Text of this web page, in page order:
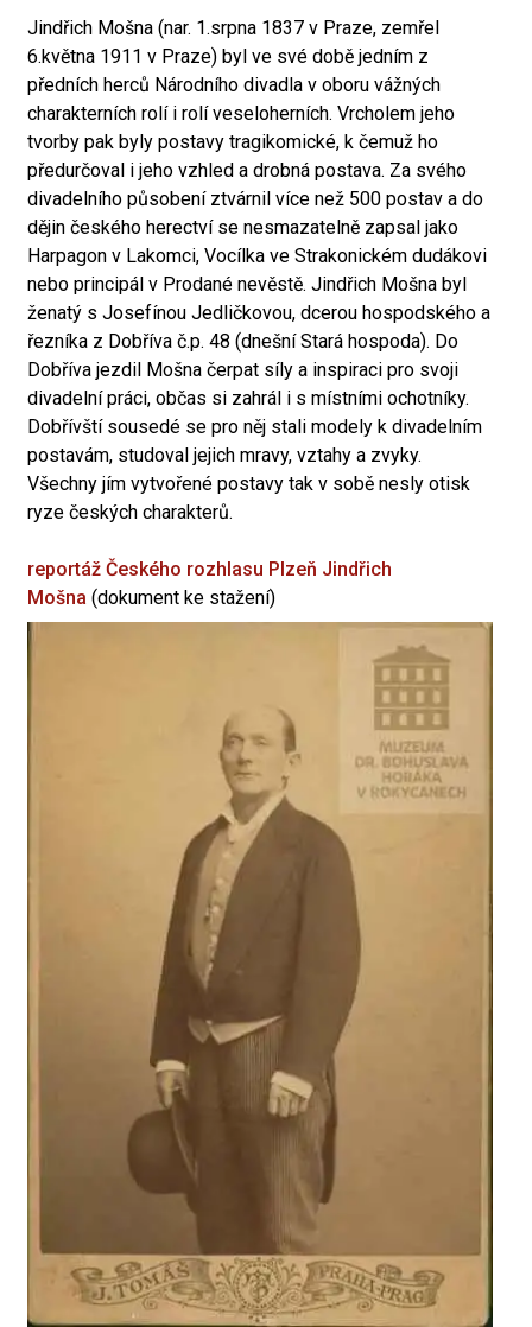
Jindřich Mošna (nar. 1.srpna 1837 v Praze, zemřel
6.května 1911 v Praze) byl ve své době jedním z
předních herců Národního divadla v oboru vážných
charakterních rolí i rolí veseloherních. Vrcholem jeho
tvorby pak byly postavy tragikomické, k čemuž ho
předurčoval i jeho vzhled a drobná postava. Za svého
divadelního působení ztvárnil více než 500 postav a do
dějin českého herectví se nesmazatelně zapsal jako
Harpagon v Lakomci, Vocílka ve Strakonickém dudákovi
nebo principál v Prodané nevěstě. Jindřich Mošna byl
ženatý s Josefínou Jedličkovou, dcerou hospodského a
řezníka z Dobříva č.p. 48 (dnešní Stará hospoda). Do
Dobříva jezdil Mošna čerpat síly a inspiraci pro svoji
divadelní práci, občas si zahrál i s místními ochotníky.
Dobřívští sousedé se pro něj stali modely k divadelním
postavám, studoval jejich mravy, vztahy a zvyky.
Všechny jím vytvořené postavy tak v sobě nesly otisk
ryze českých charakterů.
reportáž Českého rozhlasu Plzeň Jindřich
Mošna (dokument ke stažení)